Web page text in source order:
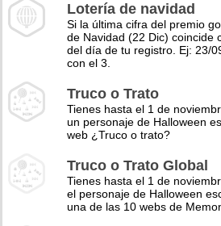
Lotería de navidad
Si la última cifra del premio
de Navidad (22 Dic) coincide
del día de tu registro. Ej: 23/
con el 3.
Truco o Trato
Tienes hasta el 1 de
un personaje de Halloween
web ¿Truco o trato?
Truco o Trato Global
Tienes hasta el 1 de
el personaje de Halloween
una de las 10 webs de